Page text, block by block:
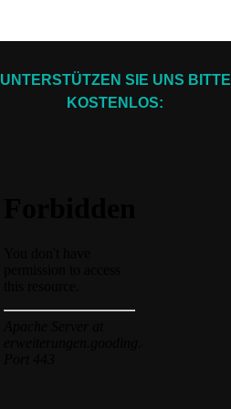
UNTERSTÜTZEN SIE UNS BITTE
KOSTENLOS: